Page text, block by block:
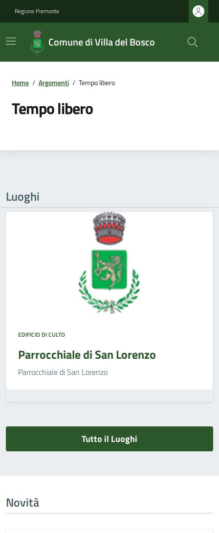
Regione Piemonte
Comune di Villa del Bosco
Home / Argomenti / Tempo libero
Tempo libero
Luoghi
EDIFICIO DI CULTO
Parrocchiale di San Lorenzo
Parrocchiale di San Lorenzo
Tutto il Luoghi
Novità